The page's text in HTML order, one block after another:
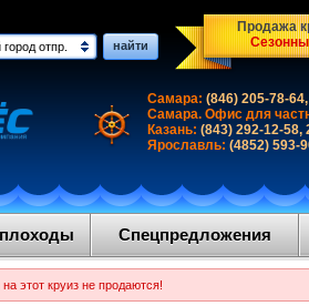
отпр. найти
Продажа
Самара: (846) 205-78-
Самара. Офис для
Казань: (843) 292-12-58,
Ярославль: (4852) 593-
Спецпредложения
этот круиз не продаются!